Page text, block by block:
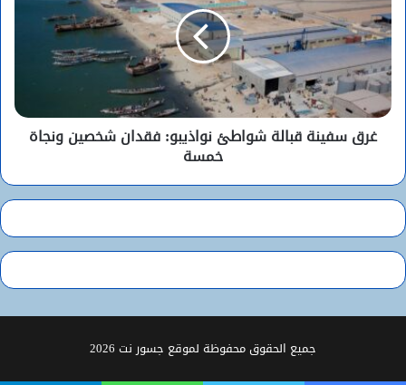
غرق سفينة قبالة شواطئ نواذيبو: فقدان شخصين ونجاة
خمسة
جميع الحقوق محفوظة لموقع جسور نت 2026